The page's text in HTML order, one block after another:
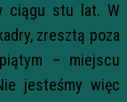
ciągu stu lat. W
zresztą poza
– miejscu
jesteśmy więc